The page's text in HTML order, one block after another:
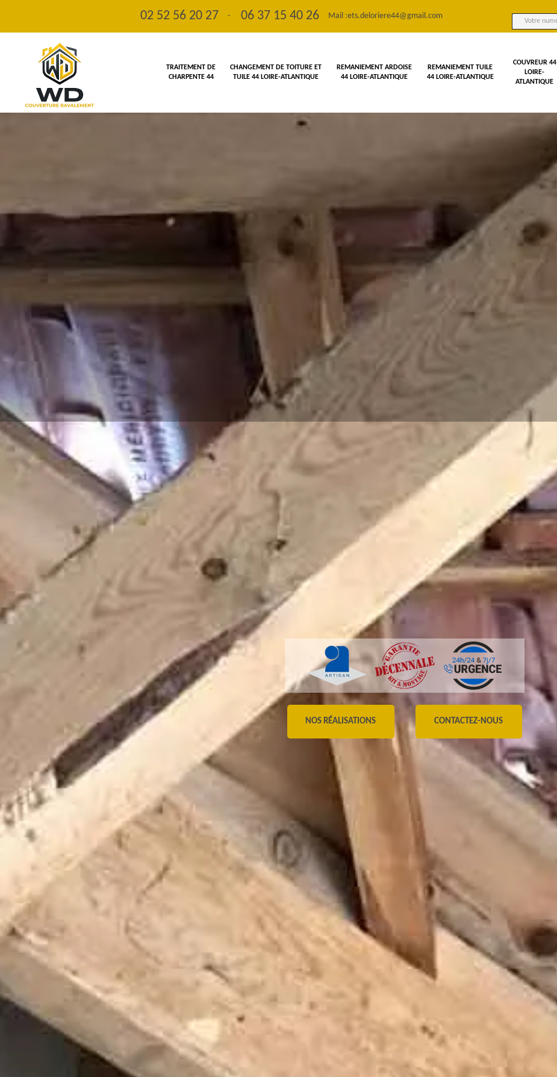
02 52 56 20 27 - 06 37 15 40 26 Mail :ets.deloriere44@gmail.com
TRAITEMENT DE
CHARPENTE 44
CHANGEMENT DE TOITURE ET
TUILE 44 LOIRE-ATLANTIQUE
REMANIEMENT ARDOISE
44 LOIRE-ATLANTIQUE
REMANIEMENT TUILE
44 LOIRE-ATLANTIQUE
COUVREUR 44
LOIRE-
ATLANTIQUE
NOS RÉALISATIONS CONTACTEZ-NOUS